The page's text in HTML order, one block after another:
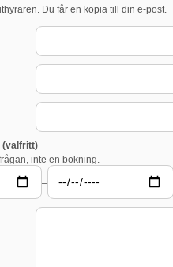
Du får en kopia till din e-post.
(valfritt)
inte en bokning.
–